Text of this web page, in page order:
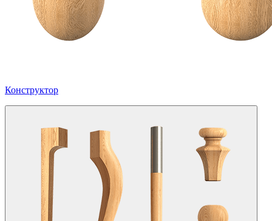
Конструктор